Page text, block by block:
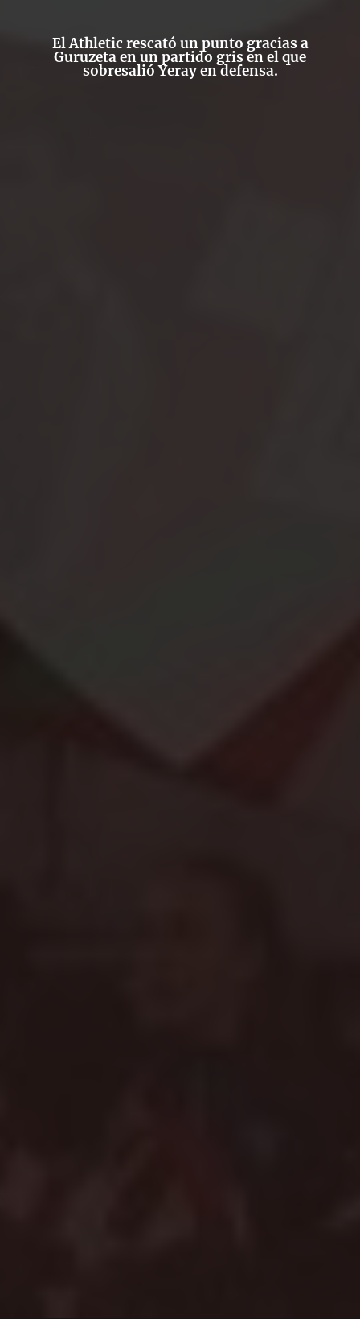
El Athletic rescató un punto gracias a
Guruzeta en un partido gris en el que
sobresalió Yeray en defensa.